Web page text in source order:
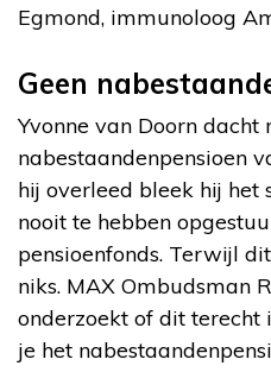
Egmond, immunoloog
Geen
Yvonne van Doorn dacht
nabestaandenpensioen
hij overleed bleek hij het
nooit te hebben
pensioenfonds. Terwijl
niks. MAX Ombudsman
onderzoekt of dit terecht
je het